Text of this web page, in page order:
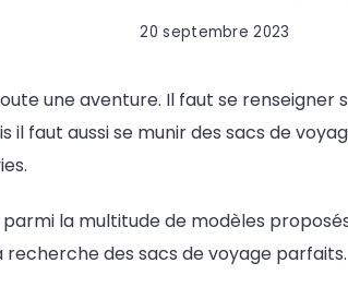
20 septembre 2023
une aventure. Il faut se renseigner
il faut aussi se munir des sacs de
la multitude de modèles
recherche des sacs de voyage parfaits.